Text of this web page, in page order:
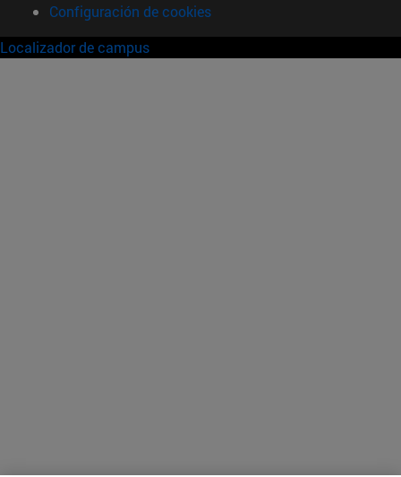
Configuración de cookies
Localizador de campus